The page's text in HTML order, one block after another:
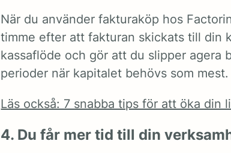
När du använder fakturaköp hos
timme efter att fakturan skickats till din
kassaflöde och gör att du slipper agera
perioder när kapitalet behövs som mest.
Läs också: 7 snabba tips för att öka din
4. Du får mer tid till din